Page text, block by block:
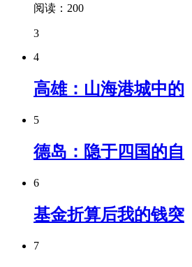
阅读：200
3
4
高雄：山海港城中的
5
德岛：隐于四国的自
6
基金折算后我的钱突
7